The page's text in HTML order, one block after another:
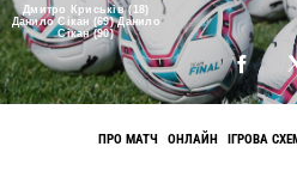
Дмитро Криськів (18)
Данило Сiкан (69) Данило
Сiкан (90)
ПРО МАТЧ ОНЛАЙН ІГРОВА